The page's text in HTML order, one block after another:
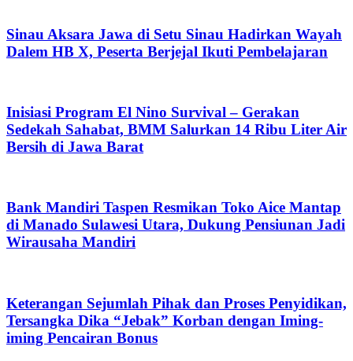
Sinau Aksara Jawa di Setu Sinau Hadirkan Wayah
Dalem HB X, Peserta Berjejal Ikuti Pembelajaran
Inisiasi Program El Nino Survival – Gerakan
Sedekah Sahabat, BMM Salurkan 14 Ribu Liter Air
Bersih di Jawa Barat
Bank Mandiri Taspen Resmikan Toko Aice Mantap
di Manado Sulawesi Utara, Dukung Pensiunan Jadi
Wirausaha Mandiri
Keterangan Sejumlah Pihak dan Proses Penyidikan,
Tersangka Dika “Jebak” Korban dengan Iming-
iming Pencairan Bonus